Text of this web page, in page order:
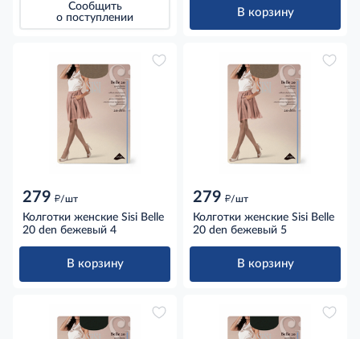
Сообщить
о поступлении
В корзину
279 д/шт
Колготки женские Sisi Belle
20 den бежевый 4
В корзину
279 д/шт
Колготки женские Sisi Belle
20 den бежевый 5
В корзину